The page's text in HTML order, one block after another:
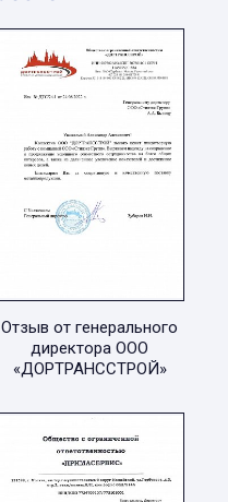
Отзыв от генерального
директора ООО
«ДОРТРАНССТРОЙ»